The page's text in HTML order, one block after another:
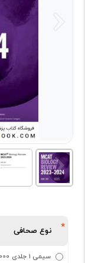
نوع صحافی
سیمی 1 جلدی 150,000 تومان